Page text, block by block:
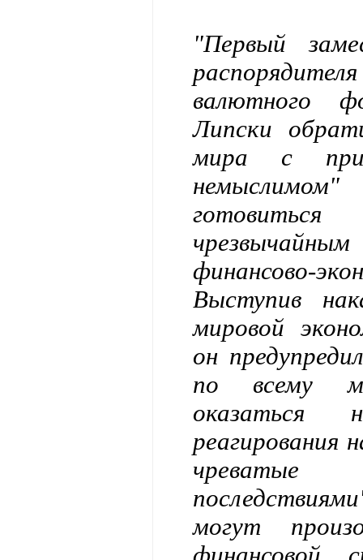
"Первый
валютного
Липски
мира с
немыслимом"
финансово-
Выступив
мировой
он
по всему
оказаться
реагирования
могут